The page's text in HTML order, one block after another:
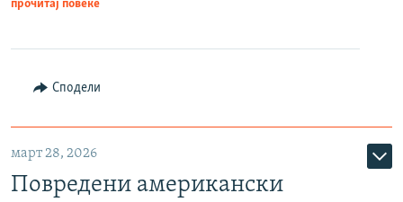
прочитај повеќе
Сподели
март 28, 2026
Повредени американски